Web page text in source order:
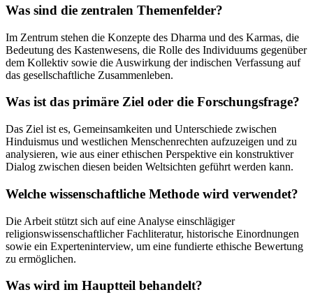
Was sind die zentralen Themenfelder?
Im Zentrum stehen die Konzepte des Dharma und des Karmas, die
Bedeutung des Kastenwesens, die Rolle des Individuums gegenüber
dem Kollektiv sowie die Auswirkung der indischen Verfassung auf
das gesellschaftliche Zusammenleben.
Was ist das primäre Ziel oder die Forschungsfrage?
Das Ziel ist es, Gemeinsamkeiten und Unterschiede zwischen
Hinduismus und westlichen Menschenrechten aufzuzeigen und zu
analysieren, wie aus einer ethischen Perspektive ein konstruktiver
Dialog zwischen diesen beiden Weltsichten geführt werden kann.
Welche wissenschaftliche Methode wird verwendet?
Die Arbeit stützt sich auf eine Analyse einschlägiger
religionswissenschaftlicher Fachliteratur, historische Einordnungen
sowie ein Experteninterview, um eine fundierte ethische Bewertung
zu ermöglichen.
Was wird im Hauptteil behandelt?